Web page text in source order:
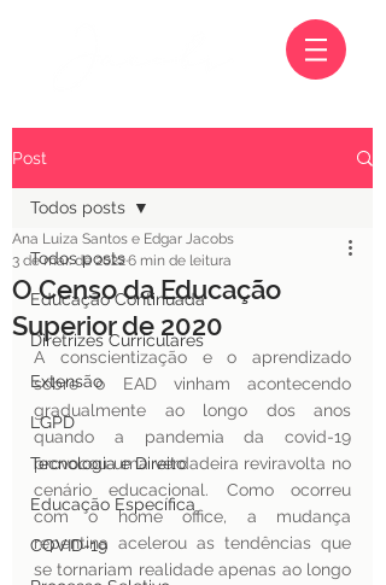
Post
Todos posts
Educação Continuada
Diretrizes Curriculares
Extensão
LGPD
Tecnologia e Direito
Educação Específica
COVID-19
Todos posts
O Censo da Educação
Superior de 2020
Ana Luiza Santos e Edgar Jacobs
3 de mar. de 20226 min de leitura
A conscientização e o aprendizado
sobre o EAD vinham acontecendo
gradualmente ao longo dos anos
quando a pandemia da covid-19
provocou uma verdadeira reviravolta no
cenário educacional. Como ocorreu
com o home office, a mudança
repentina acelerou as tendências que
se tornariam realidade apenas ao longo